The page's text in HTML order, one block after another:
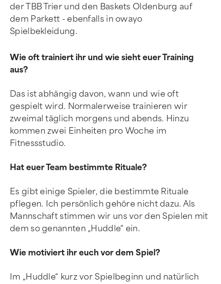
der TBB Trier und den Baskets Oldenburg auf
dem Parkett - ebenfalls in owayo
Spielbekleidung.
Wie oft trainiert ihr und wie sieht euer Training
aus?
Das ist abhängig davon, wann und wie oft
gespielt wird. Normalerweise trainieren wir
zweimal täglich morgens und abends. Hinzu
kommen zwei Einheiten pro Woche im
Fitnessstudio.
Hat euer Team bestimmte Rituale?
Es gibt einige Spieler, die bestimmte Rituale
pflegen. Ich persönlich gehöre nicht dazu. Als
Mannschaft stimmen wir uns vor den Spielen mit
dem so genannten „Huddle“ ein.
Wie motiviert ihr euch vor dem Spiel?
Im „Huddle“ kurz vor Spielbeginn und natürlich